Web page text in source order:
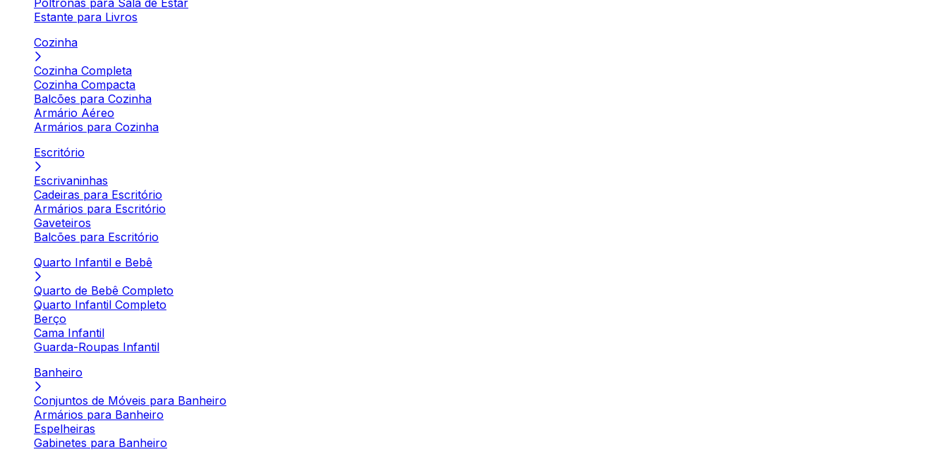
Poltronas para Sala de Estar
Estante para Livros
Cozinha
Cozinha Completa
Cozinha Compacta
Balcões para Cozinha
Armário Aéreo
Armários para Cozinha
Escritório
Escrivaninhas
Cadeiras para Escritório
Armários para Escritório
Gaveteiros
Balcões para Escritório
Quarto Infantil e Bebê
Quarto de Bebê Completo
Quarto Infantil Completo
Berço
Cama Infantil
Guarda-Roupas Infantil
Banheiro
Conjuntos de Móveis para Banheiro
Armários para Banheiro
Espelheiras
Gabinetes para Banheiro